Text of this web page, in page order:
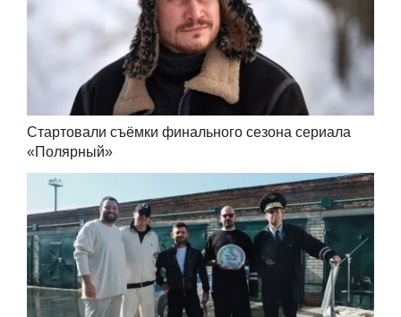
Стартовали съёмки финального сезона сериала
«Полярный»